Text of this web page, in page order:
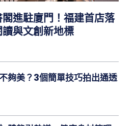
閣進駐廈門！福建首店落
與文創新地標
夠美？3個簡單技巧拍出通透